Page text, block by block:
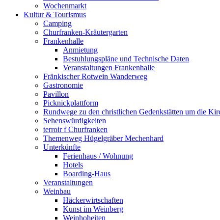
Wochenmarkt
Kultur & Tourismus
Camping
Churfranken-Kräutergarten
Frankenhalle
Anmietung
Bestuhlungspläne und Technische Daten
Veranstaltungen Frankenhalle
Fränkischer Rotwein Wanderweg
Gastronomie
Pavillon
Picknickplattform
Rundwege zu den christlichen Gedenkstätten um die
Sehenswürdigkeiten
terroir f Churfranken
Themenweg Hügelgräber Mechenhard
Unterkünfte
Ferienhaus / Wohnung
Hotels
Boarding-Haus
Veranstaltungen
Weinbau
Häckerwirtschaften
Kunst im Weinberg
Weinhoheiten